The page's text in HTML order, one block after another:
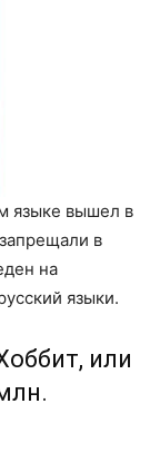
языке вышел в
в
на
языки.
или